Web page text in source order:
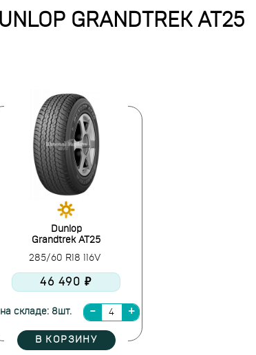
GRANDTREK AT25
Dunlop
Grandtrek AT25
285/60 R18 116V
46 490 ₽
на складе: 8шт.
В КОРЗИНУ